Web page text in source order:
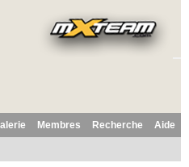
Aide
Recherche
Membres